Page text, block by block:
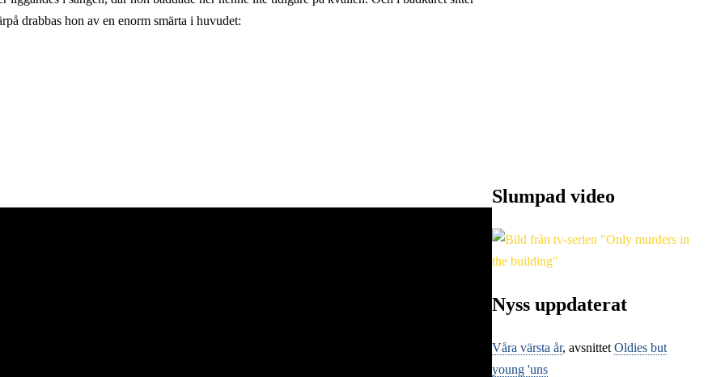
drabbas hon av en enorm smärta i huvudet:
Slumpad video
Nyss uppdaterat
Våra värsta år, avsnittet Oldies but
young 'uns